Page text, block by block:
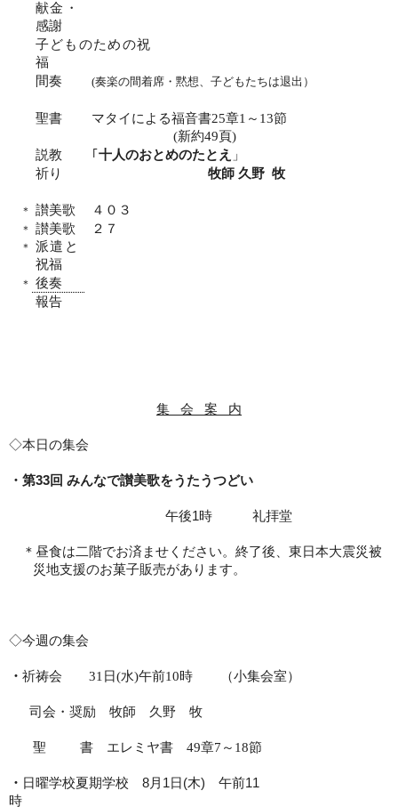
献金・
感謝
子どものための祝
福
間奏
(奏楽の間着席・黙想、子どもたちは退出）
聖書 マタイによる福音書25章1 ～ 13節
(新約49頁)
説教
｢十人のおとめのたとえ 」
祈り
牧師 久野 牧
＊ 讃美歌 ４０３
＊
＊
讃美歌
派遣と
祝福
２７
＊ 後奏
報告
集 会 案 内
◇本日の集会
・ 第33回 みんなで讃美歌をうたうつどい
午後1時 礼拝堂
＊昼食は二階でお済ませください。終了後、東日本大震災被
災地支援のお菓子販売があります。
◇今週の集会
・ 祈祷会 31 日(水)午前10時 （小集会室）
司会・奨励 牧師 久野 牧
聖 書 エレミヤ書49章7 ～ 18節
・ 日曜学校夏期学校 8月 1 日 (木) 午前11
時